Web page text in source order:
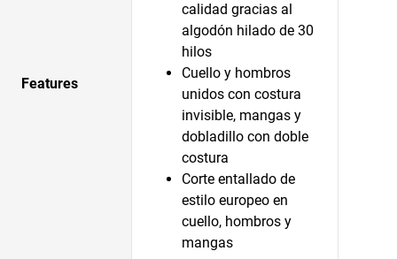
Features
calidad gracias al
algodón hilado de 30
hilos
Cuello y hombros
unidos con costura
invisible, mangas y
dobladillo con doble
costura
Corte entallado de
estilo europeo en
cuello, hombros y
mangas